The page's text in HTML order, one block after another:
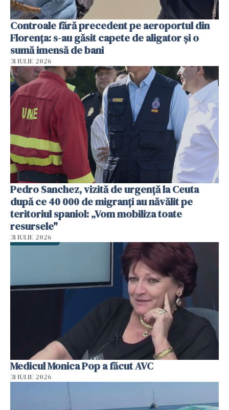
Controale fără precedent pe aeroportul din
Florența: s-au găsit capete de aligator și o
sumă imensă de bani
31 IULIE 2026
Pedro Sanchez, vizită de urgență la Ceuta
după ce 40 000 de migranți au năvălit pe
teritoriul spaniol: „Vom mobiliza toate
resursele"
31 IULIE 2026
Medicul Monica Pop a făcut AVC
31 IULIE 2026